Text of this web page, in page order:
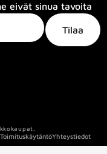
eivät sinua tavoita
Tilaa
ToimituskäytäntöYhteystiedot